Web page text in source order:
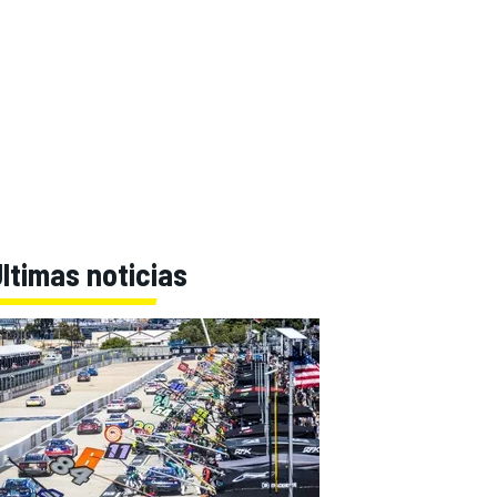
noticias